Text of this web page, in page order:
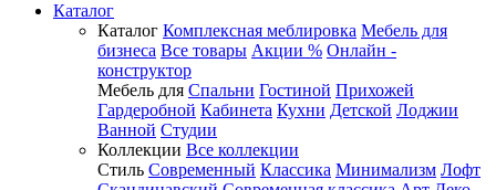
Каталог
Каталог Комплексная меблировка Мебель для
бизнеса Все товары Акции % Онлайн -
конструктор
Мебель для Спальни Гостиной Прихожей
Гардеробной Кабинета Кухни Детской Лоджии
Ванной Студии
Коллекции Все коллекции
Стиль Современный Классика Минимализм Лофт